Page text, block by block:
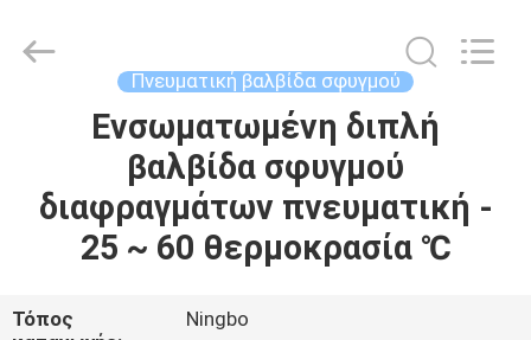
ΠΡΟΪΌΝΤΑ
ΕΜΕΊΣ
Export
Πνευματική βαλβίδα σφυγμού
Ενσωματωμένη διπλή
βαλβίδα σφυγμού
διαφραγμάτων πνευματική -
25 ~ 60 θερμοκρασία ℃
Τόπος
Ningbo